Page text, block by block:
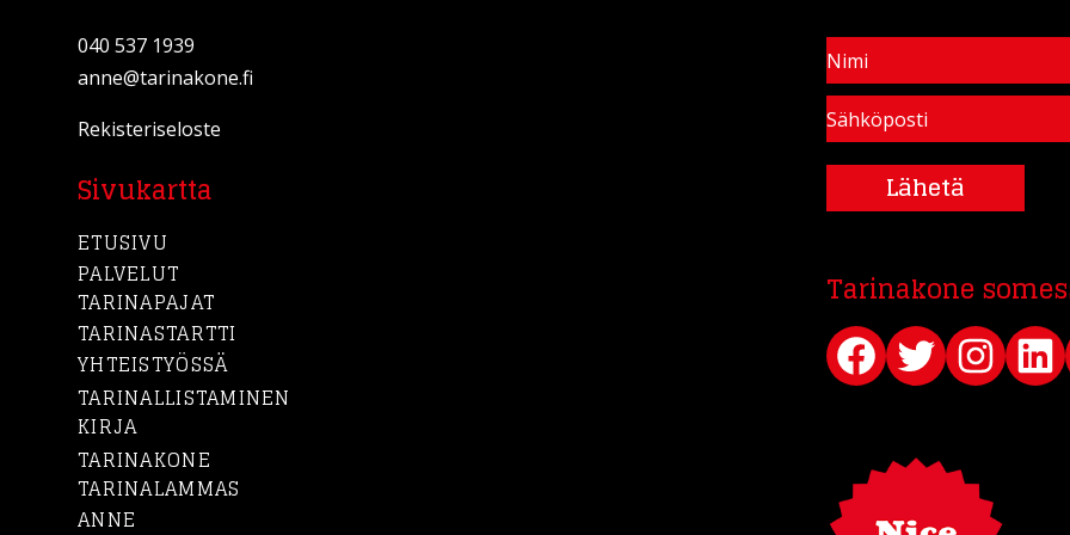
040 537 1939
anne@tarinakone.fi
Rekisteriseloste
Sivukartta
ETUSIVU
PALVELUT
TARINAPAJAT
TARINASTARTTI
YHTEISTYÖSSÄ
TARINALLISTAMINEN
KIRJA
TARINAKONE
TARINALAMMAS
ANNE
Lähetä
Tarinakone
Facebook Twitter Instagram LinkedIn